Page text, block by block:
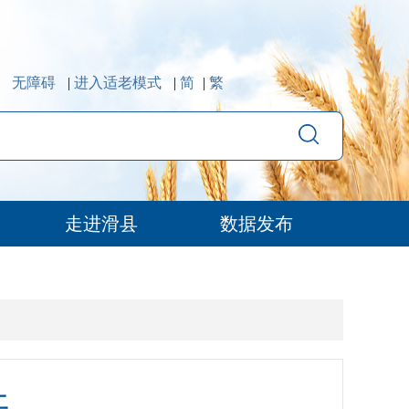
无障碍 | 进入适老模式 | 简 | 繁
走进滑县 数据发布